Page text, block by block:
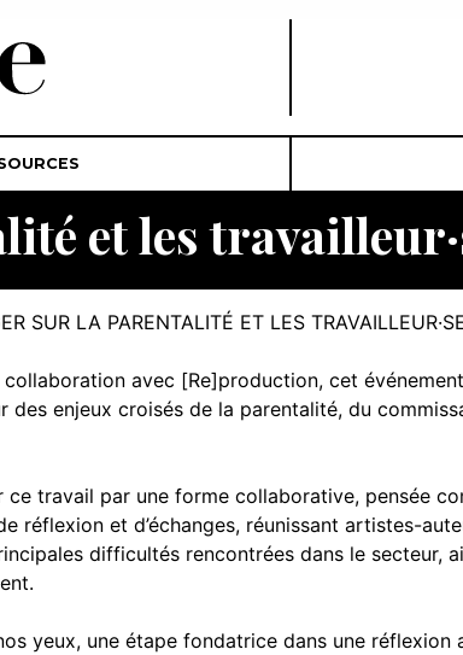
et les
SUR LA PARENTALITÉ ET LES
avec [Re]production, cet
des enjeux croisés de la parentalité, du
ce travail par une forme collaborative, pensée
réflexion et d’échanges, réunissant artistes-
difficultés rencontrées dans le secteur,
yeux, une étape fondatrice dans une réflexion